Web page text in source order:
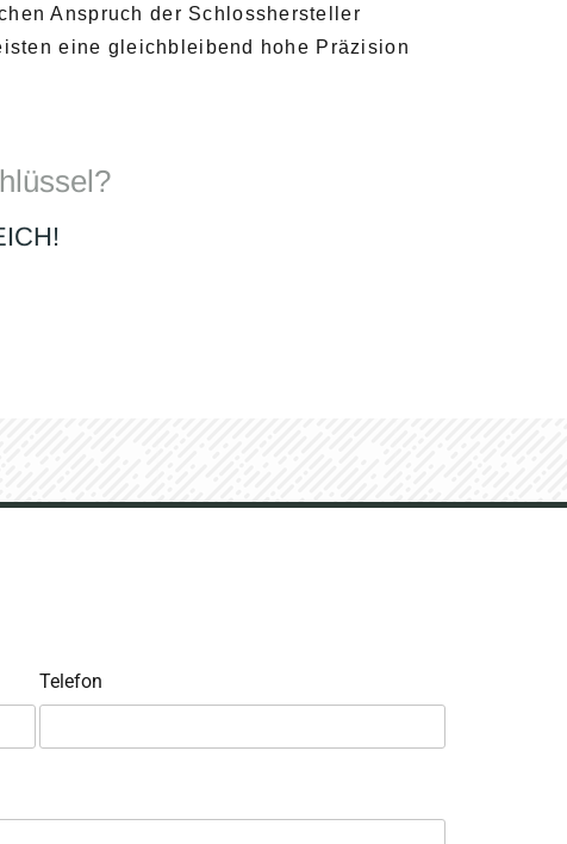
Anspruch der Schlosshersteller
eine gleichbleibend hohe Präzision
Telefon